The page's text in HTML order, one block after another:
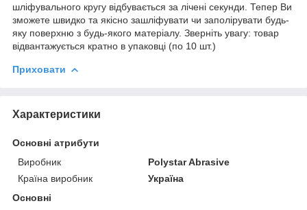
шліфувального кругу відбувається за лічені секунди. Тепер Ви
зможете швидко та якісно зашліфувати чи заполірувати будь-
яку поверхню з будь-якого матеріалу. Зверніть увагу: товар
відвантажується кратно в упаковці (по 10 шт.)
Приховати
Характеристики
Основні атрибути
Виробник
Polystar Abrasive
Країна виробник
Україна
Основні